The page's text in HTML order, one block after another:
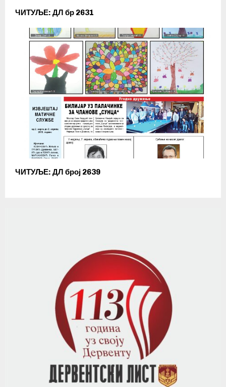
ЧИТУЉЕ: ДЛ бр 2631
ЧИТУЉЕ: ДЛ број 2639